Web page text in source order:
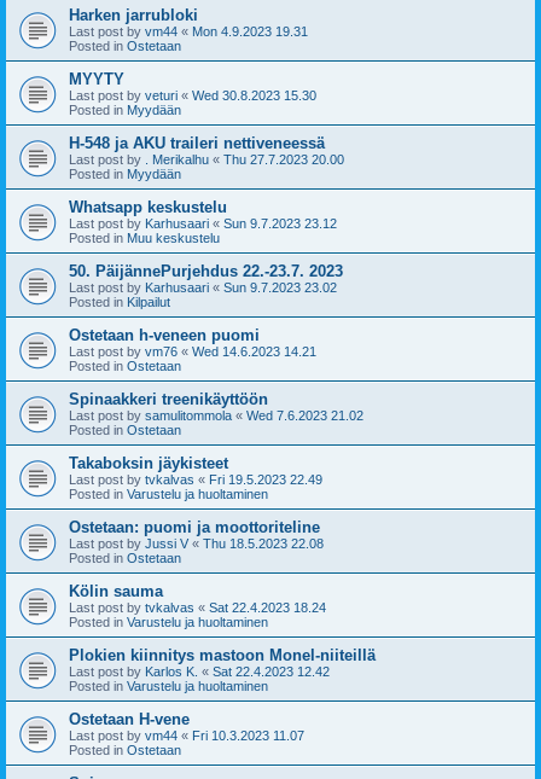
Harken jarrubloki
Last post by vm44 « Mon 4.9.2023 19.31
Posted in Ostetaan
MYYTY
Last post by veturi « Wed 30.8.2023 15.30
Posted in Myydään
H-548 ja AKU traileri nettiveneessä
Last post by . Merikalhu « Thu 27.7.2023 20.00
Posted in Myydään
Whatsapp keskustelu
Last post by Karhusaari « Sun 9.7.2023 23.12
Posted in Muu keskustelu
50. PäijännePurjehdus 22.-23.7. 2023
Last post by Karhusaari « Sun 9.7.2023 23.02
Posted in Kilpailut
Ostetaan h-veneen puomi
Last post by vm76 « Wed 14.6.2023 14.21
Posted in Ostetaan
Spinaakkeri treenikäyttöön
Last post by samulitommola « Wed 7.6.2023 21.02
Posted in Ostetaan
Takaboksin jäykisteet
Last post by tvkalvas « Fri 19.5.2023 22.49
Posted in Varustelu ja huoltaminen
Ostetaan: puomi ja moottoriteline
Last post by Jussi V « Thu 18.5.2023 22.08
Posted in Ostetaan
Kölin sauma
Last post by tvkalvas « Sat 22.4.2023 18.24
Posted in Varustelu ja huoltaminen
Plokien kiinnitys mastoon Monel-niiteillä
Last post by Karlos K. « Sat 22.4.2023 12.42
Posted in Varustelu ja huoltaminen
Ostetaan H-vene
Last post by vm44 « Fri 10.3.2023 11.07
Posted in Ostetaan